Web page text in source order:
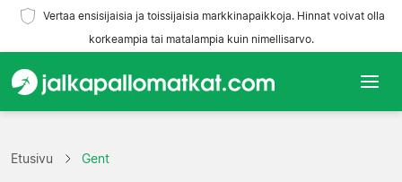
Vertaa ensisijaisia ja toissijaisia markkinapaikkoja. Hinnat voivat olla
korkeampia tai matalampia kuin nimellisarvo.
Joukkueet
Etusivu Gent